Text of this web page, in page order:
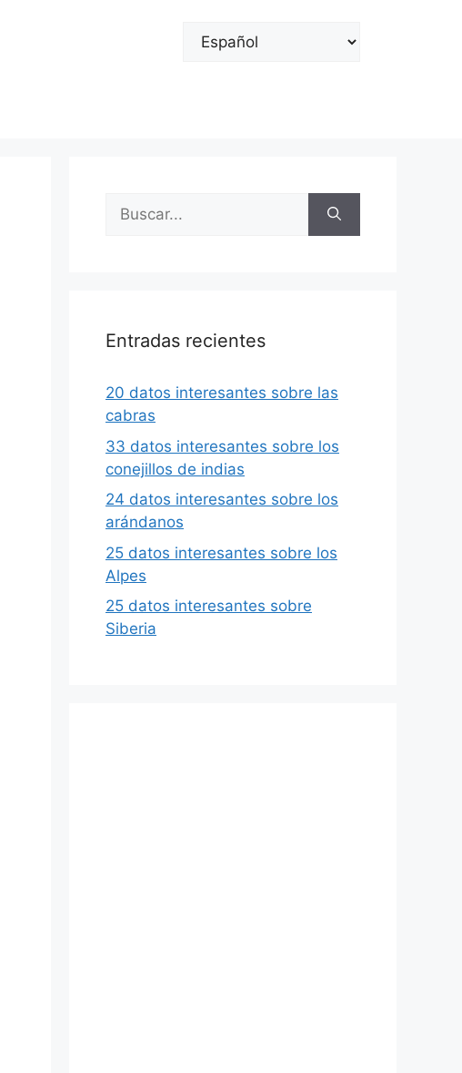
Elegir
Buscar:
Entradas recientes
20 datos interesantes sobre las
cabras
33 datos interesantes sobre los
conejillos de indias
24 datos interesantes sobre los
arándanos
25 datos interesantes sobre los
Alpes
25 datos interesantes sobre
Siberia